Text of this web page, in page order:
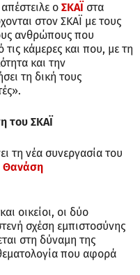
ο ΣΚΑΪ στα
στον ΣΚΑΪ με τους
ανθρώπους που
κάμερες και που, με τη
και την
τη δική τους
του ΣΚΑΪ
τη νέα συνεργασία του
Θανάση
οικείοι, οι δύο
σχέση εμπιστοσύνης
στη δύναμη της
που αφορά